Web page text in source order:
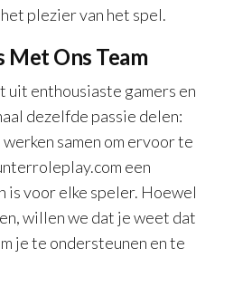
plezier van het spel.
Met Ons Team
uit enthousiaste gamers en
dezelfde passie delen:
samen om ervoor te
een
is voor elke speler. Hoewel
willen we dat je weet dat
je te ondersteunen en te